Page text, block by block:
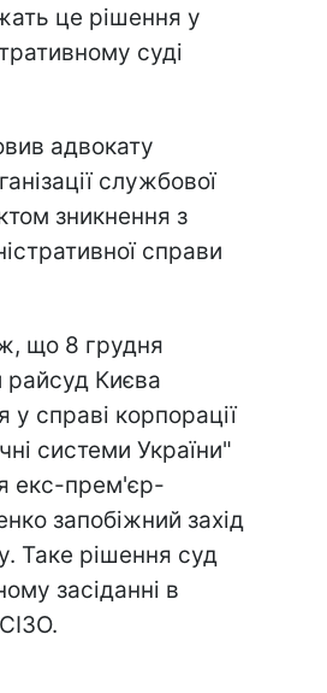
це рішення у
суді
адвокату
службової
зникнення з
справи
що 8 грудня
райсуд Києва
у справі корпорації
системи України"
екс-прем'єр-
запобіжний захід
Таке рішення суд
засіданні в